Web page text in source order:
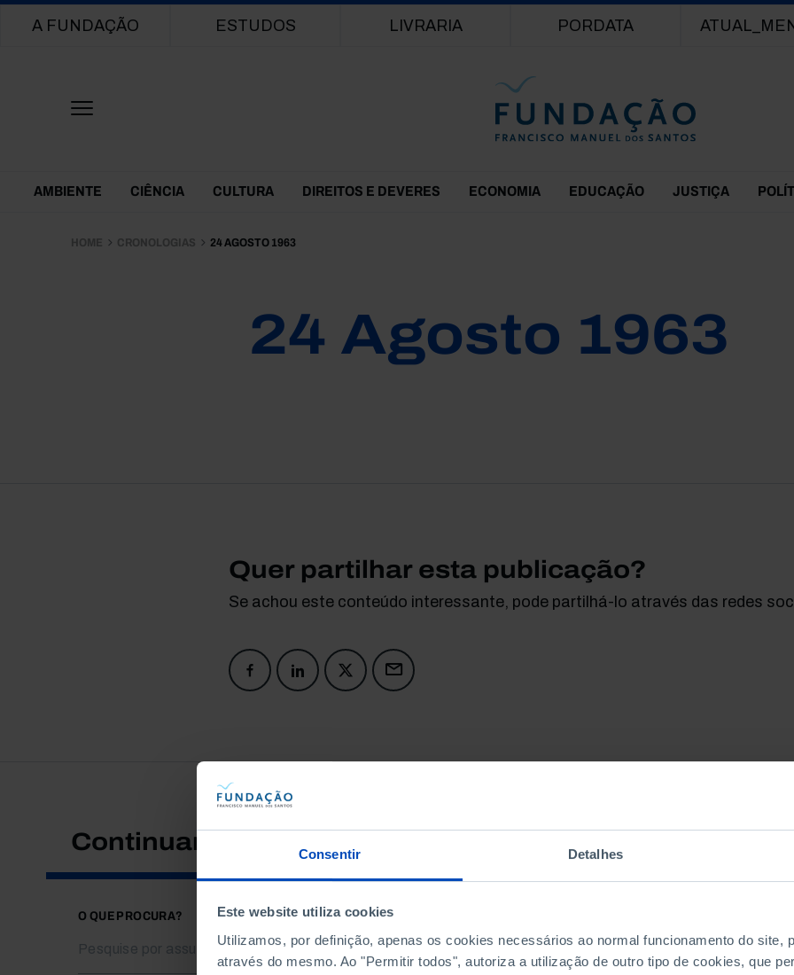
Consentir Detalhes
Este website utiliza cookies
Utilizamos, por definição, apenas os cookies necessários ao normal funcionamento do site,
através do mesmo. Ao "Permitir todos", autoriza a utilização de outro tipo de cookies, que
Main navigation
A FUNDAÇÃO ESTUDOS LIVRARIA PORDATA
Themes Menu
AMBIENTE CIÊNCIA CULTURA DIREITOS E DEVERES ECONOMIA EDUCAÇÃO JUSTIÇA
HOME CRONOLOGIAS 24 AGOSTO 1963
24 Agosto 1963
Quer partilhar esta publicação?
Se achou este conteúdo interessante, pode partilhá-lo através das redes
Continuar a pesquisar
O QUE PROCURA?